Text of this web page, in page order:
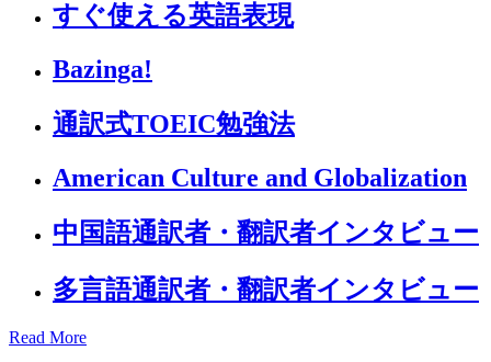
すぐ使える英語表現
Bazinga!
通訳式TOEIC勉強法
American Culture and Globalization
中国語通訳者・翻訳者インタビュー
多言語通訳者・翻訳者インタビュー
Read More